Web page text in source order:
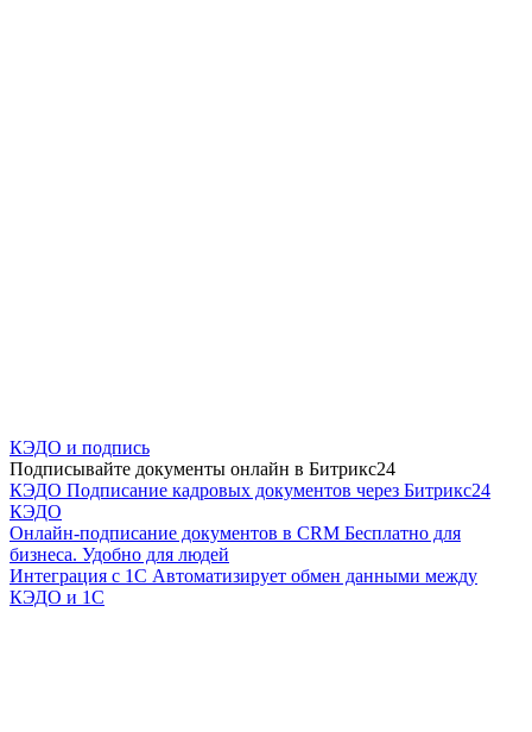
КЭДО и подпись
Подписывайте документы онлайн в Битрикс24
КЭДО Подписание кадровых документов через Битрикс24
КЭДО
Онлайн-подписание документов в CRM Бесплатно для
бизнеса. Удобно для людей
Интеграция с 1С Автоматизирует обмен данными между
КЭДО и 1С